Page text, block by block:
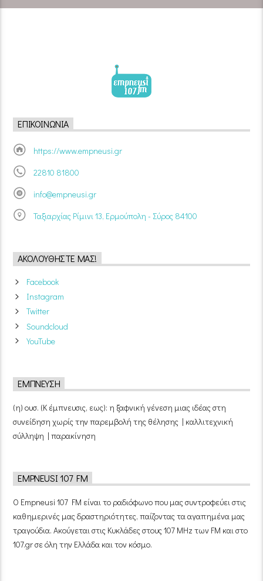
ΕΠΙΚΟΙΝΩΝΊΑ
https://www.empneusi.gr
22810 81800
info@empneusi.gr
Ταξιαρχίας Ρίμινι 13, Ερμούπολη - Σύρος 84100
ΑΚΟΛΟΥΘΉΣΤΕ ΜΑΣ!
Facebook
Instagram
Twitter
Soundcloud
YouTube
ΈΜΠΝΕΥΣΗ
(η) ουσ. (Κ έμπνευσις, εως): η ξαφνική γένεση μιας ιδέας στη
συνείδηση χωρίς την παρεμβολή της θέλησης | καλλιτεχνική
σύλληψη | παρακίνηση
EMPNEUSI 107 FM
Ο Empneusi 107 FM είναι το ραδιόφωνο που μας συντροφεύει στις
καθημερινές μας δραστηριότητες, παίζοντας τα αγαπημένα μας
τραγούδια. Ακούγεται στις Κυκλάδες στους 107 MHz των FM και στο
107.gr σε όλη την Ελλάδα και τον κόσμο.